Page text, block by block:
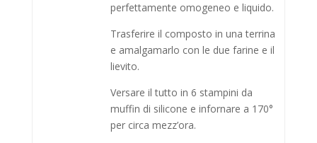
perfettamente omogeneo e liquido.
Trasferire il composto in una terrina
e amalgamarlo con le due farine e il
lievito.
Versare il tutto in 6 stampini da
muffin di silicone e infornare a 170°
per circa mezz’ora.